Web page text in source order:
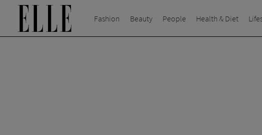
Fashion Beauty People Health & Diet